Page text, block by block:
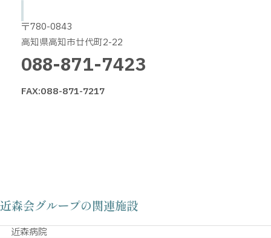
〒780-0843
高知県高知市廿代町2-22
088-871-7423
FAX:088-871-7217
近森会グループの関連施設
近森病院